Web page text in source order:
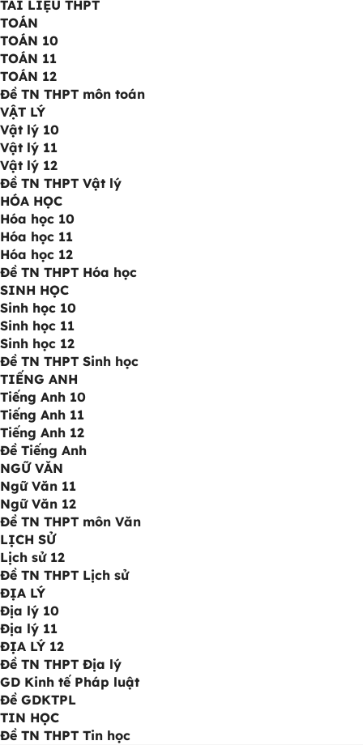
TÀI LIỆU THPT
TOÁN
TOÁN 10
TOÁN 11
TOÁN 12
Đề TN THPT môn toán
VẬT LÝ
Vật lý 10
Vật lý 11
Vật lý 12
Đề TN THPT Vật lý
HÓA HỌC
Hóa học 10
Hóa học 11
Hóa học 12
Đề TN THPT Hóa học
SINH HỌC
Sinh học 10
Sinh học 11
Sinh học 12
Đề TN THPT Sinh học
TIẾNG ANH
Tiếng Anh 10
Tiếng Anh 11
Tiếng Anh 12
Đề Tiếng Anh
NGỮ VĂN
Ngữ Văn 11
Ngữ Văn 12
Đề TN THPT môn Văn
LỊCH SỬ
Lịch sử 12
Đề TN THPT Lịch sử
ĐỊA LÝ
Địa lý 10
Địa lý 11
ĐỊA LÝ 12
Đề TN THPT Địa lý
GD Kinh tế Pháp luật
Đề GDKTPL
TIN HỌC
Đề TN THPT Tin học